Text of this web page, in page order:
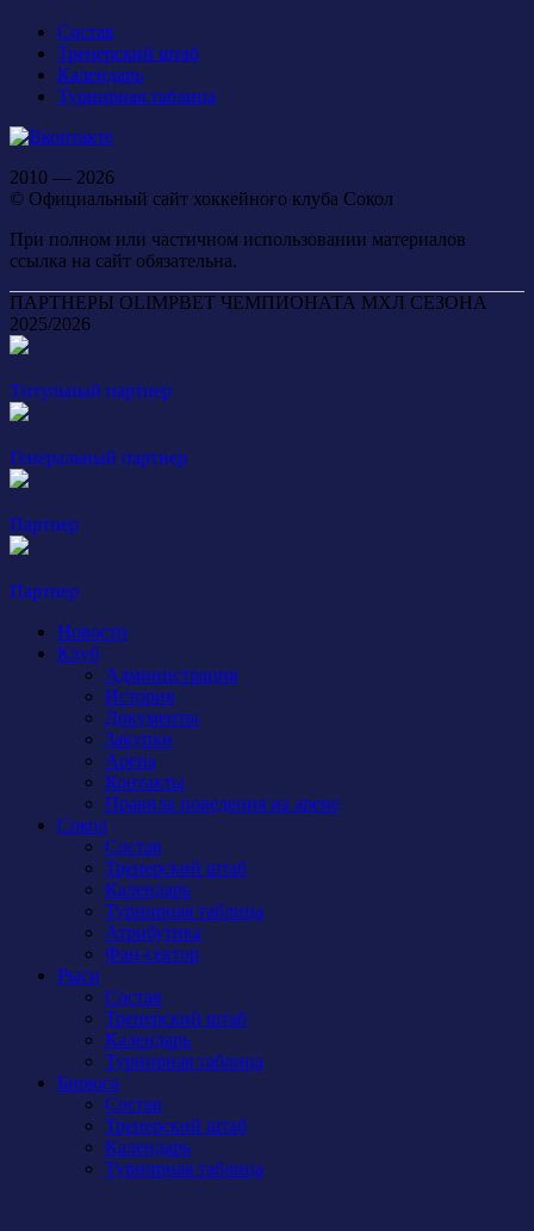
Состав
Тренерский штаб
Календарь
Турнирная таблица
2010 — 2026
© Официальный сайт хоккейного клуба Сокол
При полном или частичном использовании материалов
ссылка на сайт обязательна.
ПАРТНЕРЫ OLIMPBET ЧЕМПИОНАТА МХЛ СЕЗОНА
2025/2026
Титульный партнер
Генеральный партнер
Партнер
Партнер
Новости
Клуб
Администрация
История
Документы
Закупки
Арена
Контакты
Правила поведения на арене
Сокол
Состав
Тренерский штаб
Календарь
Турнирная таблица
Атрибутика
Фан-сектор
Рыси
Состав
Тренерский штаб
Календарь
Турнирная таблица
Бирюса
Состав
Тренерский штаб
Календарь
Турнирная таблица